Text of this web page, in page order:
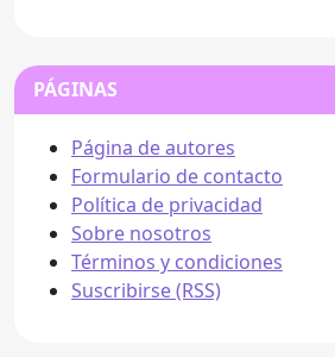
PÁGINAS
Página de autores
Formulario de contacto
Política de privacidad
Sobre nosotros
Términos y condiciones
Suscribirse (RSS)